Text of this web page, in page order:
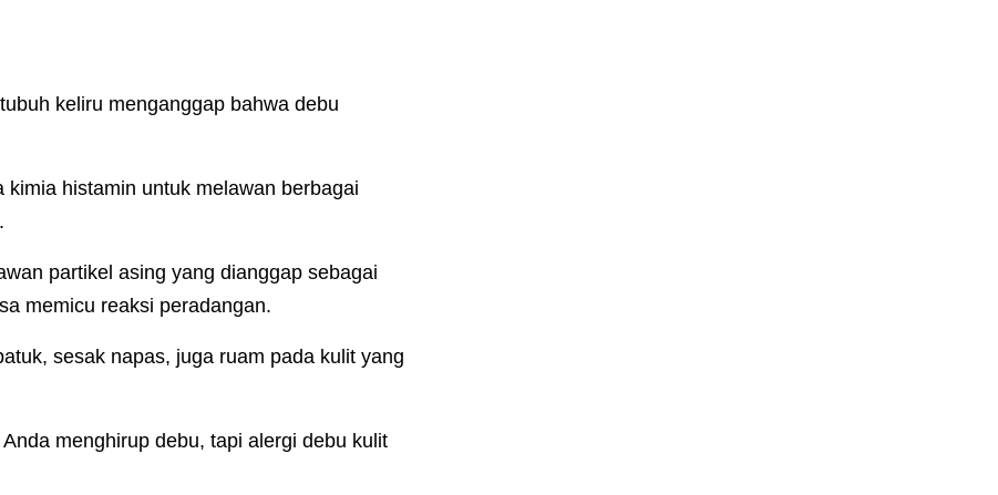
keliru menganggap bahwa debu
histamin untuk melawan berbagai
partikel asing yang dianggap sebagai
memicu reaksi peradangan.
sesak napas, juga ruam pada kulit yang
menghirup debu, tapi alergi debu kulit